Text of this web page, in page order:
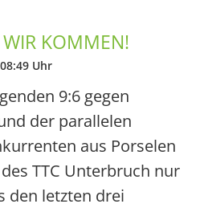
KOMMEN!
Uhr
9:6 gegen
der parallelen
aus Porselen
TTC Unterbruch nur
den letzten drei